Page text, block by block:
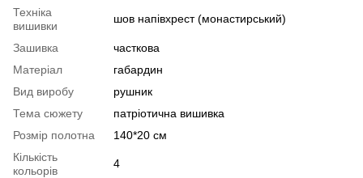
Техніка
вишивки
шов напівхрест (монастирський)
Зашивка
часткова
Матеріал
габардин
Вид виробу
рушник
Тема сюжету
патріотична вишивка
Розмір полотна
140*20 см
Кількість
кольорів
4